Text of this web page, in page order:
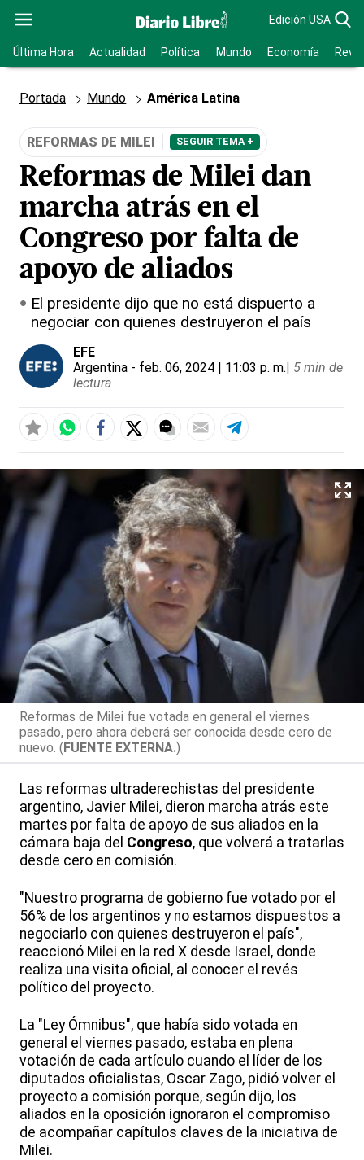
Edición USA
Última Hora Actualidad Política Mundo Economía
Portada Mundo América Latina
REFORMAS DE MILEI SEGUIR TEMA +
Reformas de Milei dan
marcha atrás en el
Congreso por falta de
apoyo de aliados
El presidente dijo que no está dispuerto a
negociar con quienes destruyeron el país
EFE
Argentina - feb. 06, 2024 | 11:03 p. m.| 5 min de
lectura
Reformas de Milei fue votada en general el viernes
pasado, pero ahora deberá ser conocida desde cero de
nuevo. (FUENTE EXTERNA.)
Las reformas ultraderechistas del presidente
argentino, Javier Milei, dieron marcha atrás este
martes por falta de apoyo de sus aliados en la
cámara baja del Congreso, que volverá a tratarlas
desde cero en comisión.
"Nuestro programa de gobierno fue votado por el
56% de los argentinos y no estamos dispuestos a
negociarlo con quienes destruyeron el país",
reaccionó Milei en la red X desde Israel, donde
realiza una visita oficial, al conocer el revés
político del proyecto.
La "Ley Ómnibus", que había sido votada en
general el viernes pasado, estaba en plena
votación de cada artículo cuando el líder de los
diputados oficialistas, Oscar Zago, pidió volver el
proyecto a comisión porque, según dijo, los
aliados en la oposición ignoraron el compromiso
de acompañar capítulos claves de la iniciativa de
Milei.